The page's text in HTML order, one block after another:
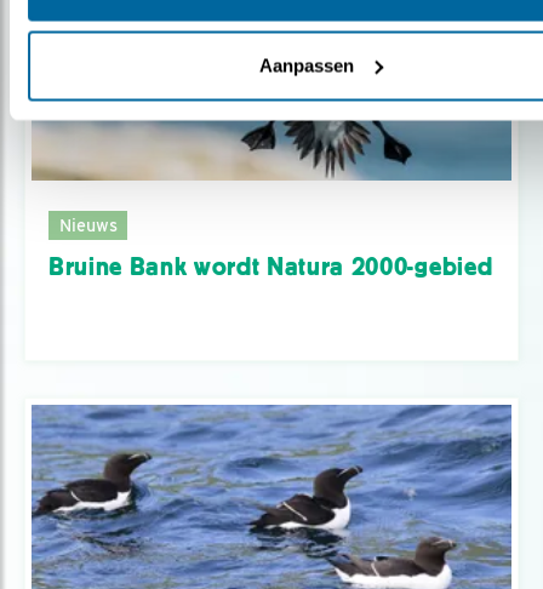
Aanpassen
Nieuws
Bruine Bank wordt Natura 2000-gebied